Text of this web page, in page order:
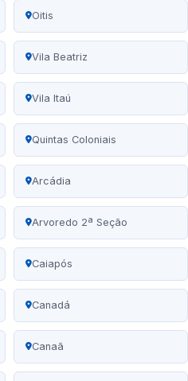
Oitis
Vila Beatriz
Vila Itaú
Quintas Coloniais
Arcádia
Arvoredo 2ª Seção
Caiapós
Canadá
Canaã